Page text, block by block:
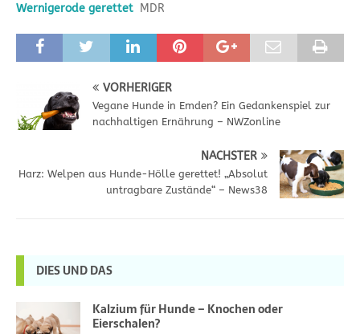
Wernigerode gerettet MDR
VORHERIGER
Vegane Hunde in Emden? Ein Gedankenspiel zur
nachhaltigen Ernährung – NWZonline
NÄCHSTER
Harz: Welpen aus Hunde-Hölle gerettet! „Absolut
untragbare Zustände“ – News38
DIES UND DAS
Kalzium für Hunde – Knochen oder
Eierschalen?